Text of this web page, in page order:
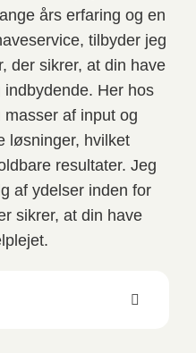
års erfaring og en
tilbyder jeg
der sikrer, at din have
Her hos
masser af input og
løsninger, hvilket
resultater. Jeg
af ydelser inden for
sikrer, at din have